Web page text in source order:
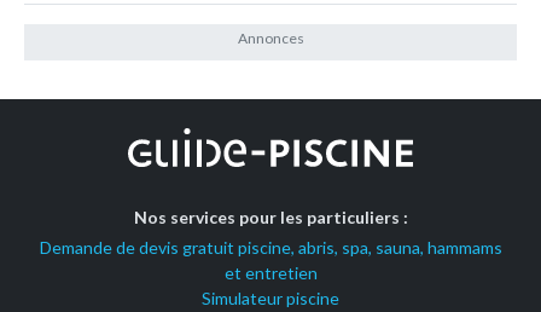
Nos services pour les particuliers :
Demande de devis gratuit piscine, abris, spa, sauna, hammams
et entretien
Simulateur piscine